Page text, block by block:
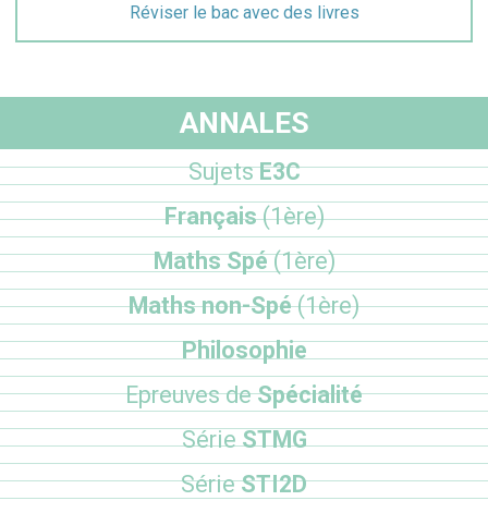
Réviser le bac avec des livres
ANNALES
SujetsE3C
Français(1ère)
Maths Spé(1ère)
Maths non-Spé(1ère)
Philosophie
Epreuves deSpécialité
SérieSTMG
SérieSTI2D